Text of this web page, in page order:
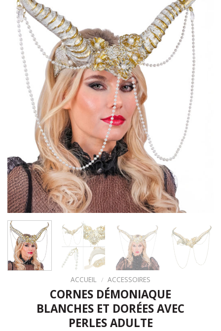
ACCUEIL / ACCESSOIRES
CORNES DÉMONIAQUE
BLANCHES ET DORÉES AVEC
PERLES ADULTE